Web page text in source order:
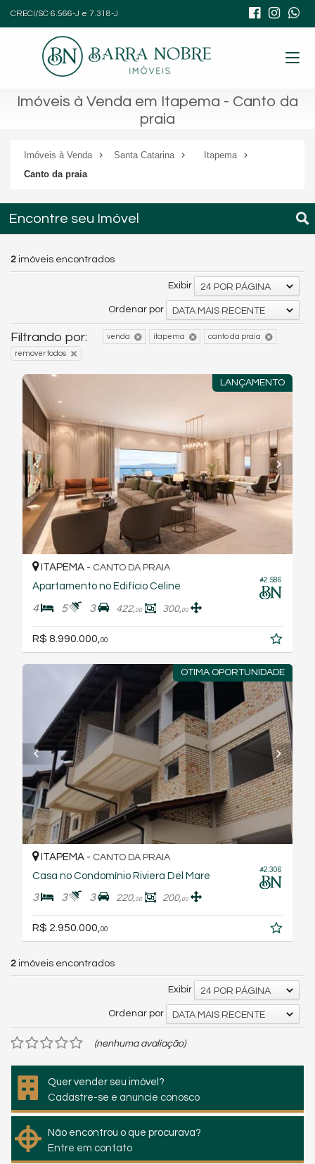
CRECI/SC 6.566-J e 7.318-J
Imóveis à Venda em Itapema - Canto da
praia
Imóveis à Venda Santa Catarina
Itapema
Canto da praia
Encontre seu Imóvel
2 imóveis encontrados
Exibir 24 POR PÁGINA
Ordenar por DATA MAIS RECENTE
Filtrando por: venda itapema canto da praia
remover todos
LANÇAMENTO
#2.586
ITAPEMA - CANTO DA PRAIA
Apartamento no Edifício Celine
4 5 3 422,00 300,00
R$ 8.990.000, 00
OTIMA OPORTUNIDADE
#2.306
ITAPEMA - CANTO DA PRAIA
Casa no Condomínio Riviera Del Mare
3 3 3 220,00 200,00
R$ 2.950.000,00
2 imóveis encontrados
Exibir 24 POR PÁGINA
Ordenar por DATA MAIS RECENTE
(nenhuma avaliação)
Quer vender seu imóvel?
Cadastre-se e anuncie conosco
Não encontrou o que procurava?
Entre em contato